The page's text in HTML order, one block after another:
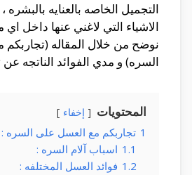
التجميل الخاصه بالعنايه بالبشره
الاشياء التي لاغني عنها داخل
نوضح من خلال المقاله
السره) و مدي الفوائد الناتجه عن
المحتويات إخفاء
1 تجاربكم مع العسل على السره :
1.1 اسباب آلام السره :
1.2 فوائد العسل المختلفه :